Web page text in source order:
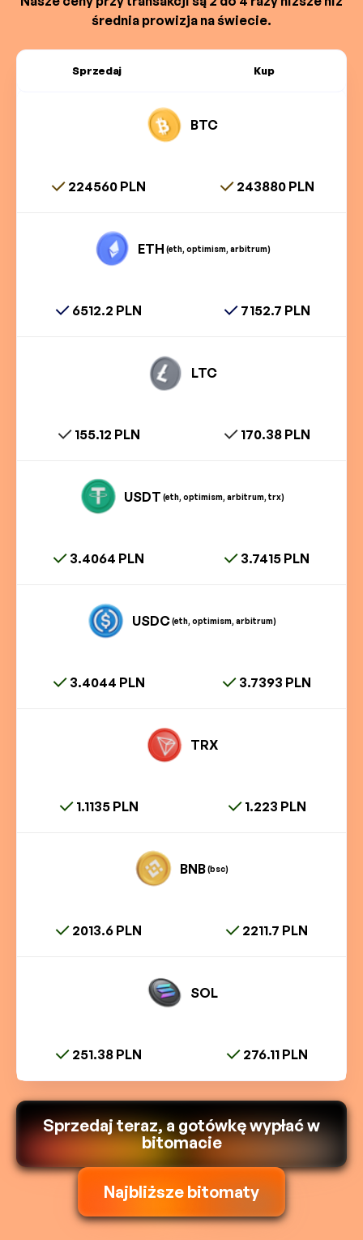
średnia prowizja na świecie.
Sprzedaj Kup
BTC
224560 PLN 243880 PLN
ETH (eth, optimism, arbitrum)
6512.2 PLN 7152.7 PLN
LTC
155.12 PLN 170.38 PLN
USDT (eth, optimism, arbitrum, trx)
3.4064 PLN 3.7415 PLN
USDC(eth, optimism, arbitrum)
3.4044 PLN 3.7393 PLN
TRX
1.1135 PLN 1.223 PLN
BNB(bsc)
2013.6 PLN 2211.7 PLN
SOL
251.38 PLN 276.11 PLN
Sprzedaj teraz, a gotówkę wypłać w
bitomacie
Najbliższe bitomaty